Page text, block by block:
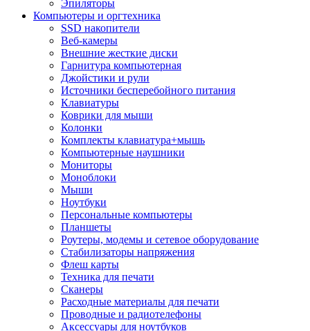
Эпиляторы
Компьютеры и оргтехника
SSD накопители
Веб-камеры
Внешние жесткие диски
Гарнитура компьютерная
Джойстики и рули
Источники бесперебойного питания
Клавиатуры
Коврики для мыши
Колонки
Комплекты клавиатура+мышь
Компьютерные наушники
Мониторы
Моноблоки
Мыши
Ноутбуки
Персональные компьютеры
Планшеты
Роутеры, модемы и сетевое оборудование
Стабилизаторы напряжения
Флеш карты
Техника для печати
Сканеры
Расходные материалы для печати
Проводные и радиотелефоны
Аксессуары для ноутбуков